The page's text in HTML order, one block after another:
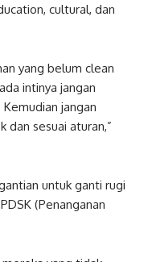
cultural, dan
yang belum clean
intinya jangan
jangan
dan sesuai aturan,”
untuk ganti rugi
(Penanganan